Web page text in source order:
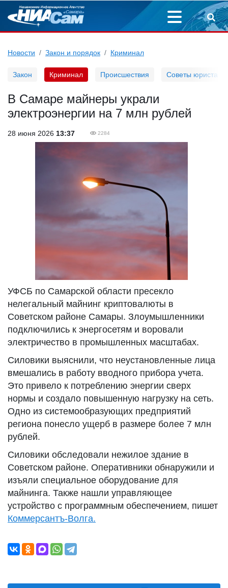
Новости Закон и порядок Криминал
Закон Криминал Происшествия Советы юриста
В Самаре майнеры украли
электроэнергии на 7 млн рублей
28 июня 2026 13:37 2284
УФСБ по Самарской области пресекло
нелегальный майнинг криптовалюты в
Советском районе Самары. Злоумышленники
подключились к энергосетям и воровали
электричество в промышленных масштабах.
Силовики выяснили, что неустановленные лица
вмешались в работу вводного прибора учета.
Это привело к потреблению энергии сверх
нормы и создало повышенную нагрузку на сеть.
Одно из системообразующих предприятий
региона понесло ущерб в размере более 7 млн
рублей.
Силовики обследовали нежилое здание в
Советском районе. Оперативники обнаружили и
изъяли специальное оборудование для
майнинга. Также нашли управляющее
устройство с программным обеспечением, пишет
Коммерсантъ-Волга.